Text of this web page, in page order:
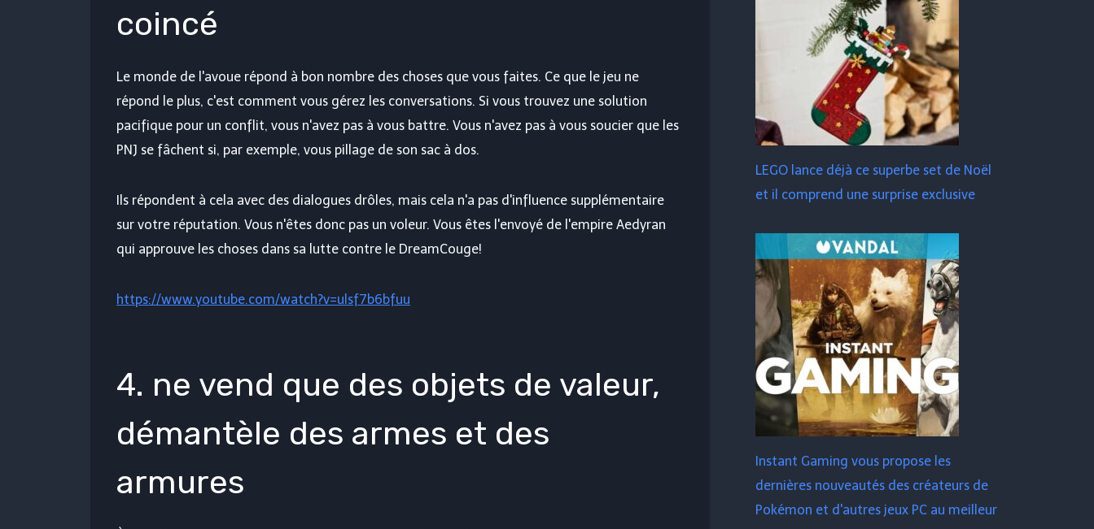
coincé
Le monde de l'avoue répond à bon nombre des choses que vous faites. Ce que le jeu ne
répond le plus, c'est comment vous gérez les conversations. Si vous trouvez une solution
pacifique pour un conflit, vous n'avez pas à vous battre. Vous n'avez pas à vous soucier que les
PNJ se fâchent si, par exemple, vous pillage de son sac à dos.
Ils répondent à cela avec des dialogues drôles, mais cela n'a pas d'influence supplémentaire
sur votre réputation. Vous n'êtes donc pas un voleur. Vous êtes l'envoyé de l'empire Aedyran
qui approuve les choses dans sa lutte contre le DreamCouge!
https://www.youtube.com/watch?v=ulsf7b6bfuu
4. ne vend que des objets de valeur,
démantèle des armes et des
armures
LEGO lance déjà ce superbe set de Noël
et il comprend une surprise exclusive
Instant Gaming vous propose les
dernières nouveautés des créateurs de
Pokémon et d'autres jeux PC au meilleur